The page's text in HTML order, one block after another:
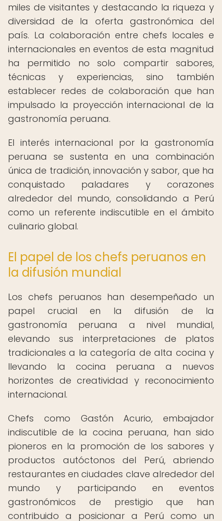
miles de visitantes y destacando la riqueza y
diversidad de la oferta gastronómica del
país. La colaboración entre chefs locales e
internacionales en eventos de esta magnitud
ha permitido no solo compartir sabores,
técnicas y experiencias, sino también
establecer redes de colaboración que han
impulsado la proyección internacional de la
gastronomía peruana.
El interés internacional por la gastronomía
peruana se sustenta en una combinación
única de tradición, innovación y sabor, que ha
conquistado paladares y corazones
alrededor del mundo, consolidando a Perú
como un referente indiscutible en el ámbito
culinario global.
El papel de los chefs peruanos en
la difusión mundial
Los chefs peruanos han desempeñado un
papel crucial en la difusión de la
gastronomía peruana a nivel mundial,
elevando sus interpretaciones de platos
tradicionales a la categoría de alta cocina y
llevando la cocina peruana a nuevos
horizontes de creatividad y reconocimiento
internacional.
Chefs como Gastón Acurio, embajador
indiscutible de la cocina peruana, han sido
pioneros en la promoción de los sabores y
productos autóctonos del Perú, abriendo
restaurantes en ciudades clave alrededor del
mundo y participando en eventos
gastronómicos de prestigio que han
contribuido a posicionar a Perú como un